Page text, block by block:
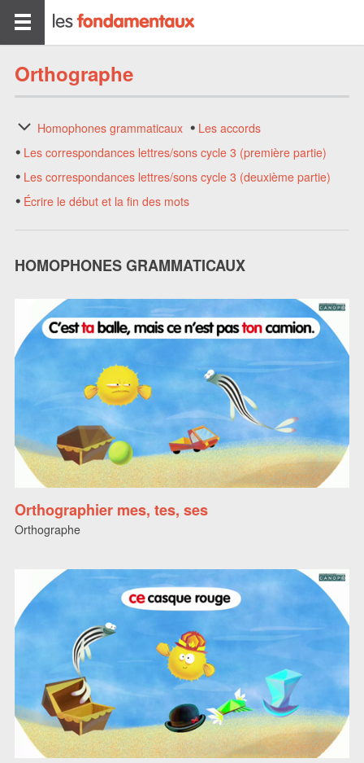
Orthographe
Homophones grammaticaux
Les accords
Les correspondances lettres/sons cycle 3 (première partie)
Les correspondances lettres/sons cycle 3 (deuxième partie)
Écrire le début et la fin des mots
HOMOPHONES GRAMMATICAUX
Orthographier mes, tes, ses
Orthographe